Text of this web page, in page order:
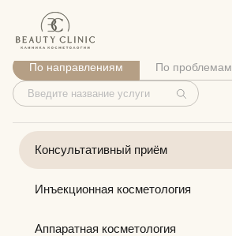
Услуги
По направлениям По проблемам
Консультативный приём
Инъекционная косметология
Аппаратная косметология